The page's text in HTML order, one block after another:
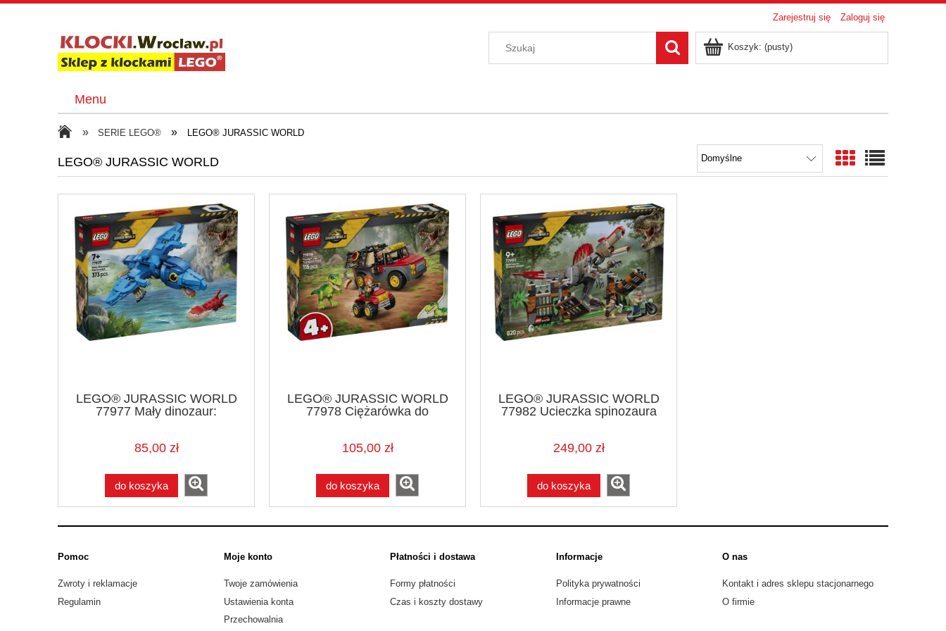
Zarejestruj się Zaloguj się
Koszyk: (pusty)
Menu
» SERIE LEGO® » LEGO® JURASSIC WORLD
LEGO® JURASSIC WORLD
LEGO® JURASSIC WORLD
77977 Mały dinozaur:
85,00 zł
do koszyka
LEGO® JURASSIC WORLD
77978 Ciężarówka do
105,00 zł
do koszyka
LEGO® JURASSIC WORLD
77982 Ucieczka spinozaura
249,00 zł
do koszyka
Pomoc
Zwroty i reklamacje
Regulamin
Moje konto
Twoje zamówienia
Ustawienia konta
Przechowalnia
Płatności i dostawa
Formy płatności
Czas i koszty dostawy
Informacje
Polityka prywatności
Informacje prawne
O nas
Kontakt i adres sklepu stacjonarnego
O firmie